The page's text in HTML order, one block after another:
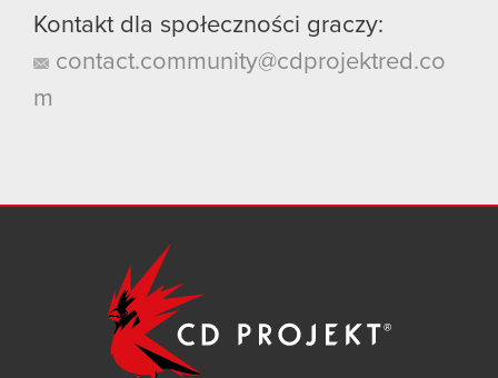
Kontakt dla społeczności graczy:
contact.community@cdprojektred.co
m